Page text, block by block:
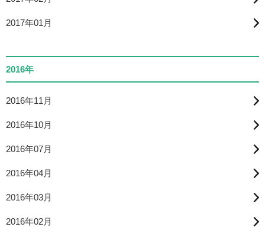
2017年01月
2016年
2016年11月
2016年10月
2016年07月
2016年04月
2016年03月
2016年02月